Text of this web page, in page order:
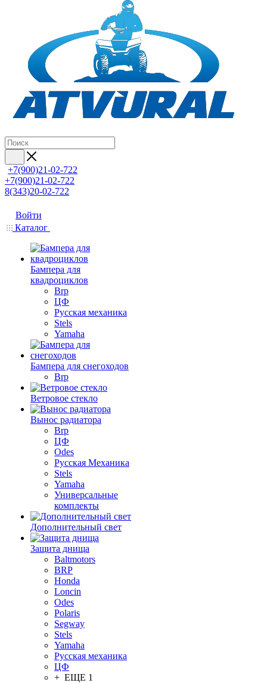
+7(900)21-02-722
+7(900)21-02-722
8(343)20-02-722
Войти
Каталог
Бампера для
квадроциклов
Brp
ЦФ
Русская механика
Stels
Yamaha
Бампера для снегоходов
Brp
Ветровое стекло
Вынос радиатора
Brp
ЦФ
Odes
Русская Механика
Stels
Yamaha
Универсальные
комплекты
Дополнительный свет
Защита днища
Baltmotors
BRP
Honda
Loncin
Odes
Polaris
Segway
Stels
Yamaha
Русская механика
ЦФ
+ ЕЩЕ 1